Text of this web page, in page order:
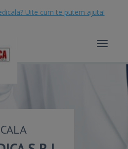
Uite cum te putem ajuta!
Toggle